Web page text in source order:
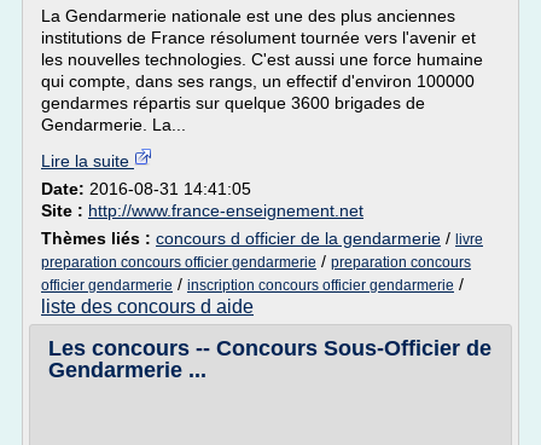
La Gendarmerie nationale est une des plus anciennes
institutions de France résolument tournée vers l'avenir et
les nouvelles technologies. C'est aussi une force humaine
qui compte, dans ses rangs, un effectif d'environ 100000
gendarmes répartis sur quelque 3600 brigades de
Gendarmerie. La...
Lire la suite
Date: 2016-08-31 14:41:05
Site : http://www.france-enseignement.net
Thèmes liés : concours d officier de la gendarmerie / livre
preparation concours officier gendarmerie / preparation concours
officier gendarmerie / inscription concours officier gendarmerie /
liste des concours d aide
Les concours -- Concours Sous-Officier de
Gendarmerie ...